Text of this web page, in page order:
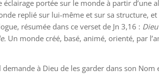
éclairage portée sur le monde à partir
replié sur lui-même et sur sa structure,
résumée dans ce verset de Jn 3,16 :
Un monde créé, basé, animé, orienté, par
à Dieu de les garder dans son